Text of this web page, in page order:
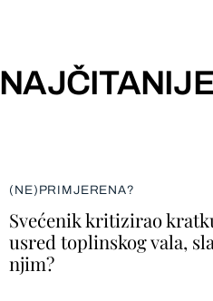
NAJČITANIJE
(NE)PRIMJERENA?
Svećenik kritizirao
usred toplinskog vala,
njim?